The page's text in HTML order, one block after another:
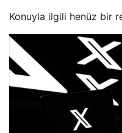
Konuyla ilgili henüz bir